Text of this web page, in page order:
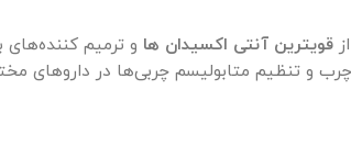
قویترین آنتی اکسیدان ها و ترمیم کننده‌های
و تنظیم متابولیسم چربی‌ها در داروهای